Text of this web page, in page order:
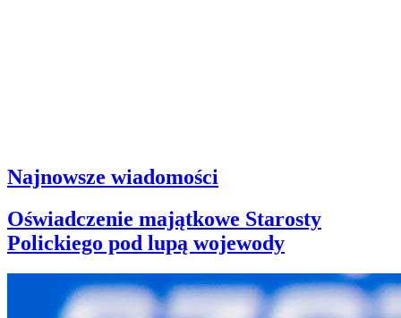
Najnowsze wiadomości
Oświadczenie majątkowe Starosty
Polickiego pod lupą wojewody